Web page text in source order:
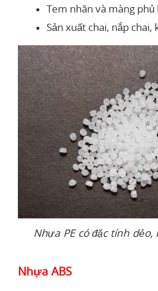
Tem nhãn và màng phủ
Sản xuất chai, nắp
Nhựa PE có đặc tính
Nhựa ABS